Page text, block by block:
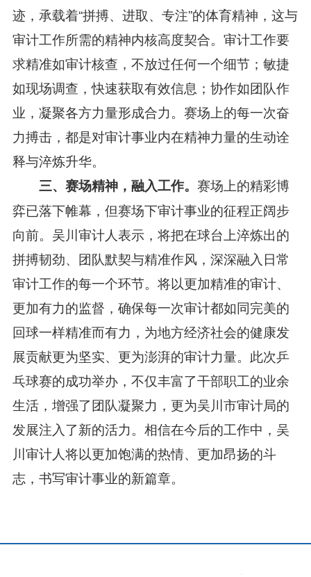
迹，承载着“拼搏、进取、专注”的体育精神，这与
审计工作所需的精神内核高度契合。审计工作要
求精准如审计核查，不放过任何一个细节；敏捷
如现场调查，快速获取有效信息；协作如团队作
业，凝聚各方力量形成合力。赛场上的每一次奋
力搏击，都是对审计事业内在精神力量的生动诠
释与淬炼升华。
三、 赛场精神， 融入工作。 赛场上的精彩博
弈已落下帷幕，但赛场下审计事业的征程正阔步
向前。吴川审计人表示，将把在球台上淬炼出的
拼搏韧劲、团队默契与精准作风，深深融入日常
审计工作的每一个环节。将以更加精准的审计、
更加有力的监督，确保每一次审计都如同完美的
回球一样精准而有力，为地方经济社会的健康发
展贡献更为坚实、更为澎湃的审计力量。此次乒
乓球赛的成功举办，不仅丰富了干部职工的业余
生活，增强了团队凝聚力，更为吴川市审计局的
发展注入了新的活力。相信在今后的工作中，吴
川审计人将以更加饱满的热情、更加昂扬的斗
志，书写审计事业的新篇章。